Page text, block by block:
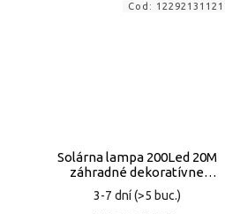
Solárna lampa 200Led 20M
záhradné dekoratívne
svietidlá
3-7 dní(>5 buc.)
Cod: 12292131121